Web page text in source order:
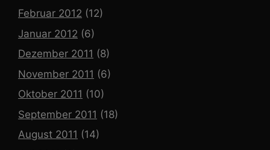
Februar 2012 (12)
Januar 2012 (6)
Dezember 2011 (8)
November 2011 (6)
Oktober 2011 (10)
September 2011 (18)
August 2011 (14)